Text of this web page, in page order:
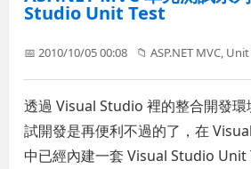
Studio Unit Test
📅 2010/10/05 00:08 📁ASP.NET MVC, Unit
透過 Visual Studio 裡的整合開發環
試開發是再便利不過的了，在
中已經內建一套 Visual Studio Unit